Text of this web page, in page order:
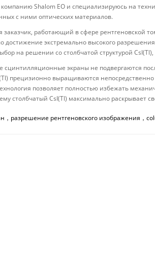
Shalom EO и специализируюсь на
с ними оптических материалов.
заказчик, работающий в сфере рентгеновской
экстремально высокого
на решении со столбчатой структурой
сцинтилляционные экраны не подвергаются
прецизионно выращиваются
позволяет полностью избежать
столбчатый CsI(Tl) максимально раскрывает
разрешение рентгеновского изображения，